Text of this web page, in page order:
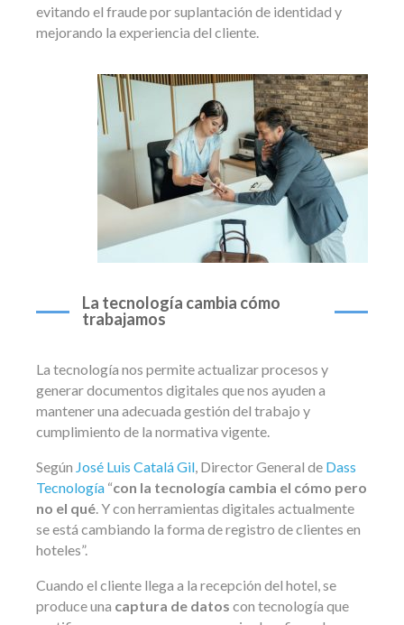
evitando el fraude por suplantación de identidad y
mejorando la experiencia del cliente.
La tecnología cambia cómo
trabajamos
La tecnología nos permite actualizar procesos y
generar documentos digitales que nos ayuden a
mantener una adecuada gestión del trabajo y
cumplimiento de la normativa vigente.
Según José Luis Catalá Gil, Director General de Dass
Tecnología “con la tecnología cambia el cómo pero
no el qué. Y con herramientas digitales actualmente
se está cambiando la forma de registro de clientes en
hoteles”.
Cuando el cliente llega a la recepción del hotel, se
produce una captura de datos con tecnología que